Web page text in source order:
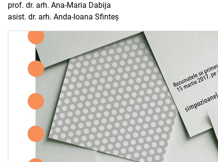
prof. dr. arh. Ana-Maria Dabija
asist. dr. arh. Anda-Ioana Sfinteș